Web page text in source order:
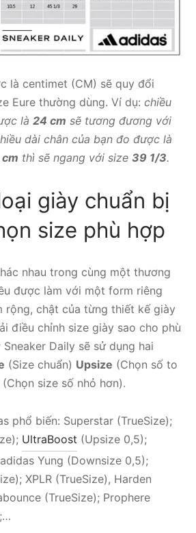
là centimet (CM) sẽ quy đổi
Eure thường dùng. Ví dụ: chiều
là 24 cm sẽ tương đương với
dài chân của bạn đo được là
thì sẽ ngang với size 39 1/3.
giày chuẩn bị
size phù hợp
nhau trong cùng một thương
được làm với một form riêng
rộng, chật của từng thiết kế giày
điều chỉnh size giày sao cho phù
Daily sẽ sử dụng hai
(Size chuẩn) Upsize (Chọn số to
(Chọn size số nhỏ hơn).
phổ biến: Superstar (TrueSize);
UltraBoost (Upsize 0,5);
Yung (Downsize 0,5);
XPLR (TrueSize), Harden
(TrueSize); Prophere